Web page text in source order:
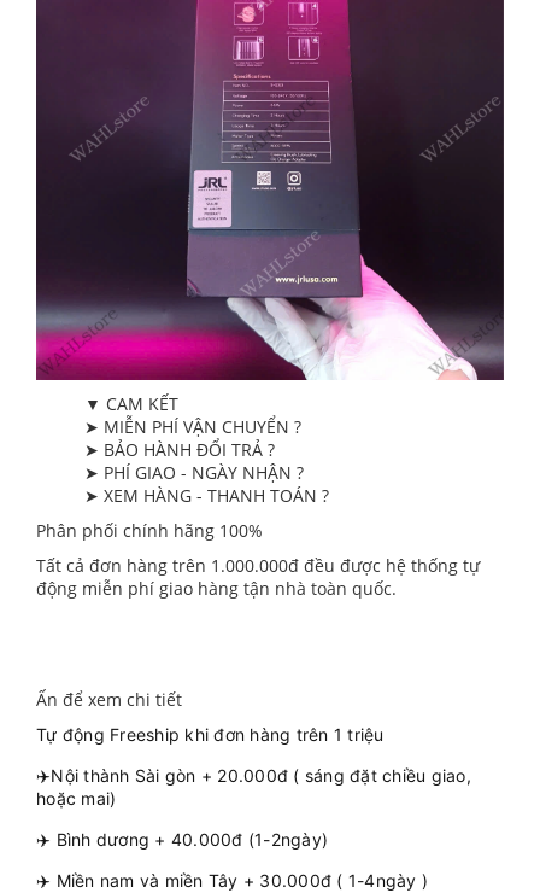
▼ CAM KẾT
➤ MIỄN PHÍ VẬN CHUYỂN ?
➤ BẢO HÀNH ĐỔI TRẢ ?
➤ PHÍ GIAO - NGÀY NHẬN ?
➤ XEM HÀNG - THANH TOÁN ?
Phân phối chính hãng 100%
Tất cả đơn hàng trên 1.000.000đ đều được hệ thống tự
động miễn phí giao hàng tận nhà toàn quốc.
Ấn để xem chi tiết
Tự động Freeship khi đơn hàng trên 1 triệu
✈️Nội thành Sài gòn + 20.000đ ( sáng đặt chiều giao,
hoặc mai)
✈️ Bình dương + 40.000đ (1-2ngày)
✈️ Miền nam và miền Tây + 30.000đ ( 1-4ngày )